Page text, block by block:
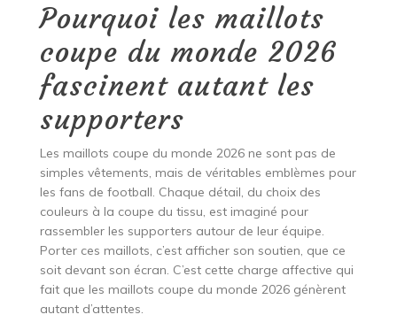
Pourquoi les maillots
coupe du monde 2026
fascinent autant les
supporters
Les maillots coupe du monde 2026 ne sont pas de
simples vêtements, mais de véritables emblèmes pour
les fans de football. Chaque détail, du choix des
couleurs à la coupe du tissu, est imaginé pour
rassembler les supporters autour de leur équipe.
Porter ces maillots, c’est afficher son soutien, que ce
soit devant son écran. C’est cette charge affective qui
fait que les maillots coupe du monde 2026 génèrent
autant d’attentes.